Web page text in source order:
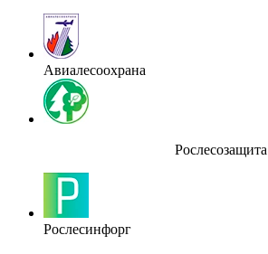
Авиалесоохрана
Рослесозащита
Рослесинфорг